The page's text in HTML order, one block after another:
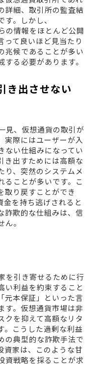
詳細、取引所の監査結
。しかし、
情報をほとんど公開
って良いほど見当たり
兆候であることが多い
る必要があります。
き出させない
、仮想通貨の取引が
実際にはユーザーが入
ない仕組みになってい
き出すためには高額な
り、突然のシステムメ
ることが多いです。こ
取り戻すことができ
金を持ち逃げされると
詐欺的な仕組みは、信
。
引き寄せるために行
い利益を約束すること
元本保証」といった言
す。仮想通貨市場は非
クを抑えて高額なリタ
。こうした過剰な利益
の典型的な詐欺手法で
資家は、このような甘
資戦略を採ることが求